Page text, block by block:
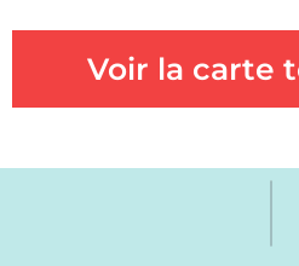
Voir la carte